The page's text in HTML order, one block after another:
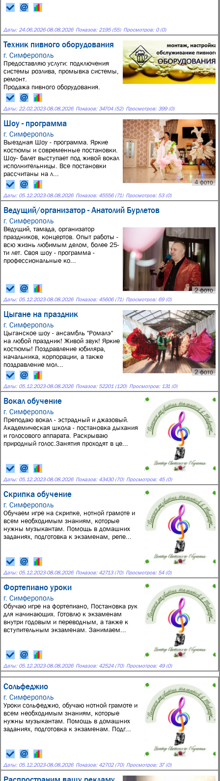
Даты: 24.06.2026-08.08.2026 Показов: 2195 (55) Просмотров: 0 (0)
Техник пивного оборудования
г. Симферополь
Предоставляю услуги: подключения
системы розлива, промывка системы,
ремонт.
Продажа пивного оборудования.
Даты: 22.02.2023-08.08.2026 Показов: 34704 (52) Просмотров: 399 (0)
Шоу - программа
г. Симферополь
4 фото
Выездная Шоу - программа. Яркие
костюмы и современные постановки.
Шоу- балет выступает под живой вокал
исполнительницы. Все постановки
рассчитаны на л...
Даты: 05.12.2023-08.08.2026 Показов: 45556 (71) Просмотров: 53 (0)
Ведущий/организатор - Анатолий Бурлетов
г. Симферополь
2 фото
Ведущий, тамада, организатор
праздников, концертов. Опыт работы -
всю жизнь любимым делом, более 25-
ти лет. Своя шоу - программа -
профессиональные ко...
Даты: 05.12.2023-08.08.2026 Показов: 45606 (71) Просмотров: 69 (0)
Цыгане на праздник
г. Симферополь
2 фото
Цыганское шоу - ансамбль "Ромалэ"
на любой праздник! Живой звук! Яркие
костюмы! Поздравление юбиляра,
начальника, корпорации, а также
поздравление мол...
Даты: 05.12.2023-08.08.2026 Показов: 52201 (120) Просмотров: 131 (0)
Вокал обучение
г. Симферополь
Преподаю вокал - эстрадный и джазовый.
Академическая школа - постановка дыхания
и голосового аппарата. Раскрываю
природный голос.Занятия проходят в це...
Даты: 05.12.2023-08.08.2026 Показов: 43430 (70) Просмотров: 45 (0)
Скрипка обучение
г. Симферополь
Обучаем игре на скрипке, нотной грамоте и
всем необходимым знаниям, которые
нужны музыкантам. Помощь в домашних
заданиях, подготовка к экзаменам, репе...
Даты: 05.12.2023-08.08.2026 Показов: 42713 (70) Просмотров: 54 (0)
Фортепиано уроки
г. Симферополь
Обучаю игре на фортепиано, Постановка рук
для начинающих. Готовлю к экзаменам
внутри годовым и переводным, а также к
вступительным экзаменам. Занимаем...
Даты: 05.12.2023-08.08.2026 Показов: 42524 (70) Просмотров: 49 (0)
Сольфеджио
г. Симферополь
Уроки сольфеджио, обучаю нотной грамоте и
всем необходимым знаниям, которые
нужны музыкантам. Помощь в домашних
заданиях, подготовка к экзаменам. Подг...
Даты: 05.12.2023-08.08.2026 Показов: 42702 (70) Просмотров: 37 (0)